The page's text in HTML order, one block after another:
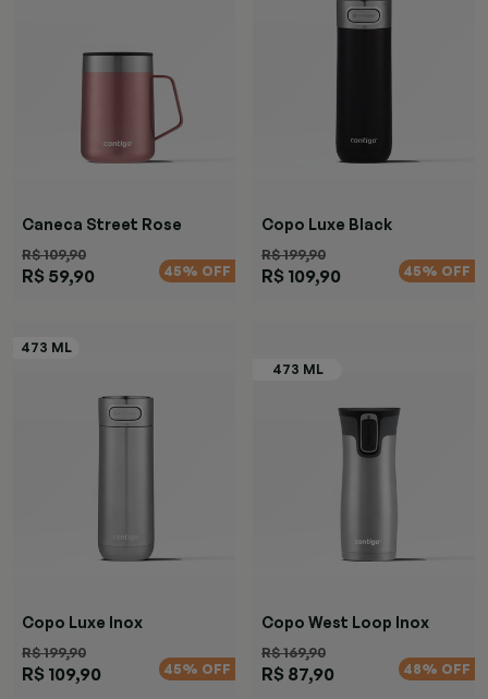
Caneca Street Rose
R$ 109,90
R$ 59,90 45% OFF
Copo Luxe Black
R$ 199,90
R$ 109,90 45% OFF
Copo Luxe Inox
R$ 199,90
R$ 109,90 45% OFF
Copo West Loop Inox
R$ 169,90
R$ 87,90 48% OFF